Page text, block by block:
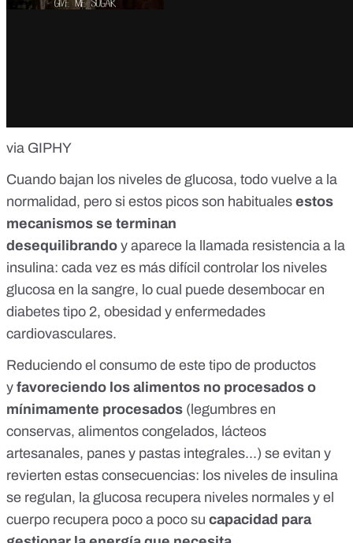
via GIPHY
Cuando bajan los niveles de glucosa, todo vuelve a la
normalidad, pero si estos picos son habituales estos
mecanismos se terminan
desequilibrando y aparece la llamada resistencia a la
insulina: cada vez es más difícil controlar los niveles
glucosa en la sangre, lo cual puede desembocar en
diabetes tipo 2, obesidad y enfermedades
cardiovasculares.
Reduciendo el consumo de este tipo de productos
y favoreciendo los alimentos no procesados o
mínimamente procesados (legumbres en
conservas, alimentos congelados, lácteos
artesanales, panes y pastas integrales...) se evitan y
revierten estas consecuencias: los niveles de insulina
se regulan, la glucosa recupera niveles normales y el
cuerpo recupera poco a poco su capacidad para